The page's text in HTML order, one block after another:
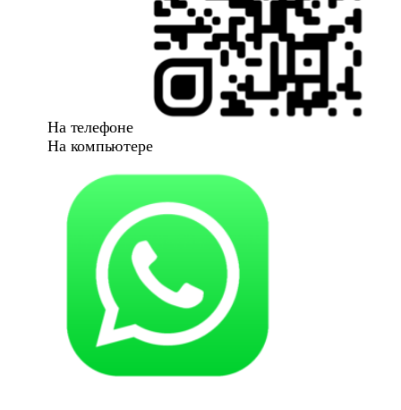
На телефоне
На компьютере